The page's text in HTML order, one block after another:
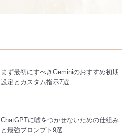
まず最初にすべきGeminiのおすすめ初期
設定とカスタム指示7選
ChatGPTに嘘をつかせないための仕組み
と最強プロンプト9選